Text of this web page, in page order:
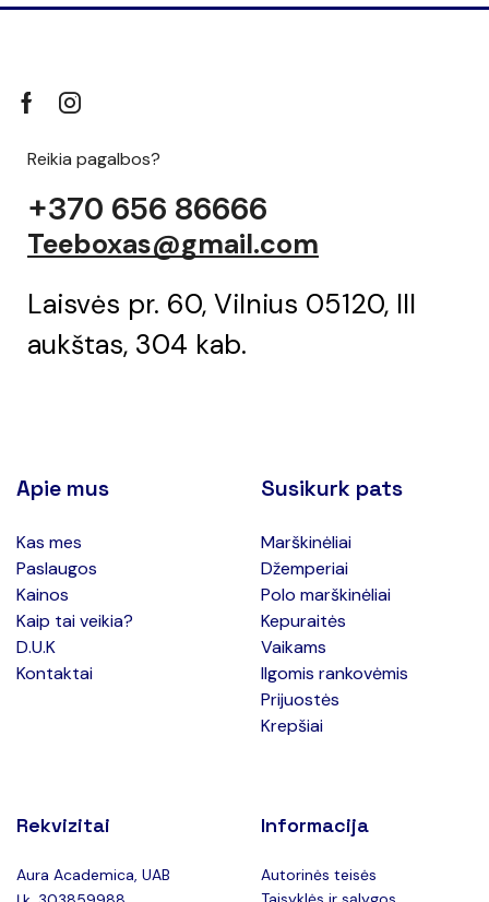
Reikia pagalbos?
+370 656 86666
Teeboxas@gmail.com
Laisvės pr. 60, Vilnius 05120, III
aukštas, 304 kab.
Apie mus
Kas mes
Paslaugos
Kainos
Kaip tai veikia?
D.U.K
Kontaktai
Susikurk pats
Marškinėliai
Džemperiai
Polo marškinėliai
Kepuraitės
Vaikams
Ilgomis rankovėmis
Prijuostės
Krepšiai
Rekvizitai
Aura Academica, UAB
Informacija
Autorinės teisės